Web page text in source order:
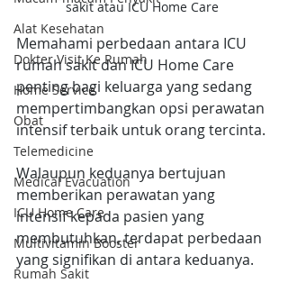
Alat Kesehatan
Dokter Visit Ke Rumah
Home Service
Obat
Telemedicine
Medical Evacuation
ICU Home Care
Multivitamin Booster
Rumah Sakit
sakit atau ICU Home Care
Memahami perbedaan antara ICU
rumah sakit dan ICU Home Care
penting bagi keluarga yang sedang
mempertimbangkan opsi perawatan
intensif terbaik untuk orang tercinta.
Walaupun keduanya bertujuan
memberikan perawatan yang
intensif kepada pasien yang
membutuhkan, terdapat perbedaan
yang signifikan di antara keduanya.